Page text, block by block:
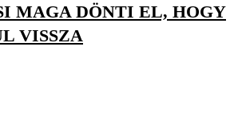
MAGA DÖNTI EL, HOGY
VISSZA